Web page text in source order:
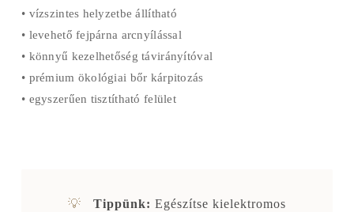
• vízszintes helyzetbe állítható
• levehető fejpárna arcnyílással
• könnyű kezelhetőség távirányítóval
• prémium ökológiai bőr kárpitozás
• egyszerűen tisztítható felület
💡 Tippünk: Egészítse kielektromos